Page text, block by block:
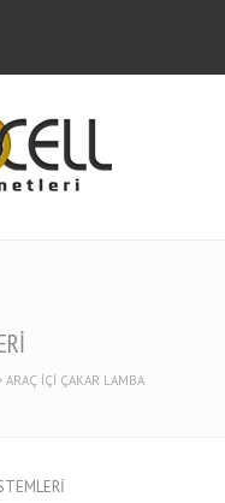
ARAÇ İÇİ ÇAKAR LAMBA